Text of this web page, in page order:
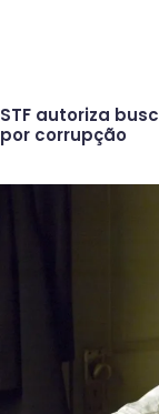
STF autoriza
por corrupção